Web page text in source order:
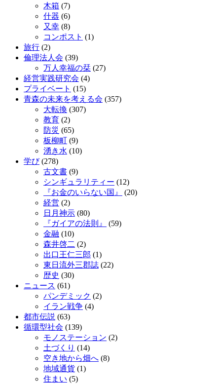
木箱 (7)
什器 (6)
又幸 (8)
コンポスト (1)
旅行 (2)
倫理法人会 (39)
万人幸福の栞 (27)
経営実践研究会 (4)
プライベート (15)
青森の未来を考える会 (357)
大転換 (307)
教育 (2)
防災 (65)
板柳町 (9)
湧き水 (10)
学び(278)
古文書 (9)
シンギュラリティー (12)
『お金のいらない国』
(20)
経営 (2)
日月神示 (80)
『ガイアの法則』
(59)
金融 (10)
森井啓二 (2)
出口王仁三郎 (1)
東日流外三郡誌 (22)
歴史 (30)
ニュース (61)
パンデミック (2)
イラン戦争 (4)
都市伝説 (63)
循環型社会 (139)
モノステーション (2)
土づくり (14)
空き地から畑へ (8)
地域通貨 (1)
住まい (5)